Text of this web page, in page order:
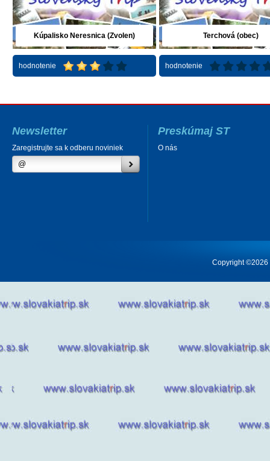
Kúpalisko Neresnica (Zvolen)
hodnotenie
Terchová (obec)
hodnotenie
Newsletter
Zaregistrujte sa k odberu noviniek
Preskúmaj ST
O nás
Copyright ©2026